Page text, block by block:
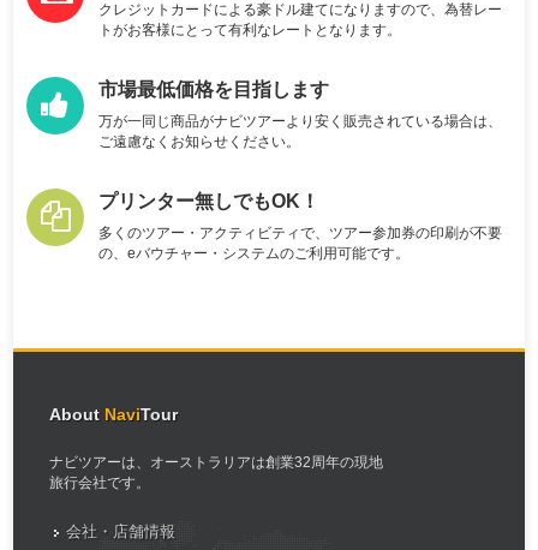
クレジットカードによる豪ドル建てになりますので、為替レー
トがお客様にとって有利なレートとなります。
市場最低価格を目指します
万が一同じ商品がナビツアーより安く販売されている場合は、
ご遠慮なくお知らせください。
プリンター無しでもOK！
多くのツアー・アクティビティで、ツアー参加券の印刷が不要
の、eバウチャー・システムのご利用可能です。
About NaviTour
ナビツアーは、オーストラリアは創業32周年の現地
旅行会社です。
会社・店舗情報